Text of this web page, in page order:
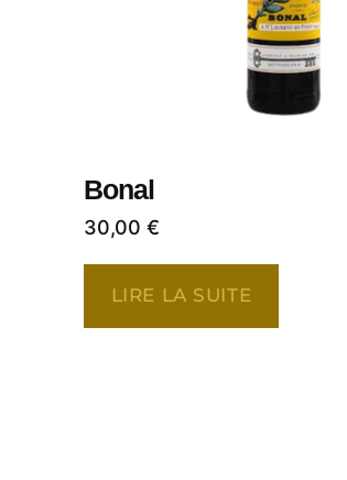
Bonal
30,00 €
LIRE LA SUITE